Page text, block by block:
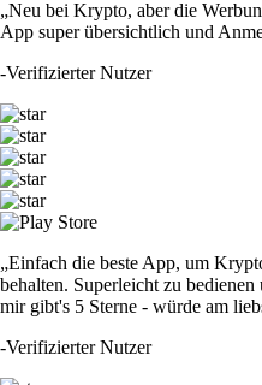
„Neu bei Krypto, aber die
App super übersichtlich und
-Verifizierter Nutzer
„Einfach die beste App, um
behalten. Superleicht zu
mir gibt's 5 Sterne - würde am
-Verifizierter Nutzer